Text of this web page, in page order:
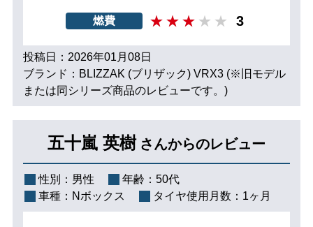
燃費 3
投稿日：2026年01月08日
ブランド：BLIZZAK (ブリザック) VRX3 (※旧モデル
または同シリーズ商品のレビューです。)
五十嵐 英樹 さんからのレビュー
性別： 男性 年齢： 50代
車種： Nボックス タイヤ使用月数： 1ヶ月